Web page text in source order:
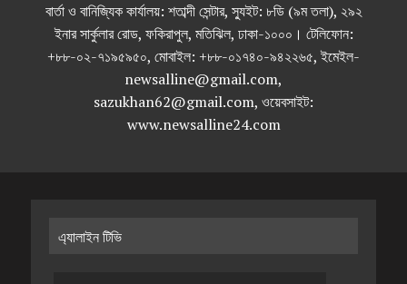
বার্তা ও বানিজ্যিক কার্যালয়: শতাব্দী সেন্টার, স্যুইট: ৮ডি (৯ম তলা), ২৯২
ইনার সার্কুলার রোড, ফকিরাপুল, মতিঝিল, ঢাকা-১০০০। টেলিফোন:
+৮৮-০২-৭১৯৫৯৫০, মোবাইল: +৮৮-০১৭৪০-৯৪২২৬৫, ইমেইল-
newsalline@gmail.com,
sazukhan62@gmail.com, ওয়েবসাইট:
www.newsalline24.com
এ্যালাইন টিভি